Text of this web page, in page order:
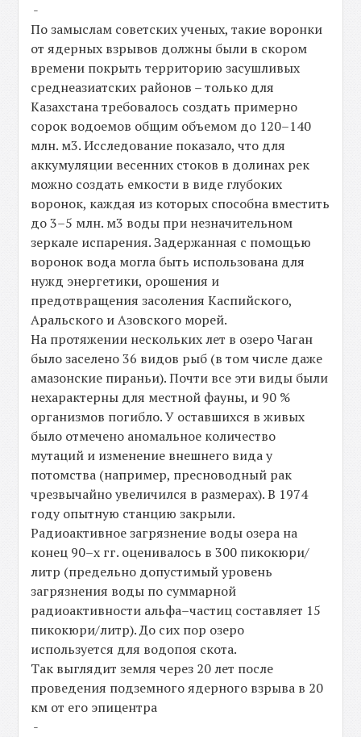
-
По замыслам советских ученых, такие воронки
от ядерных взрывов должны были в скором
времени покрыть территорию засушливых
среднеазиатских районов – только для
Казахстана требовалось создать примерно
сорок водоемов общим объемом до 120–140
млн. м3. Исследование показало, что для
аккумуляции весенних стоков в долинах рек
можно создать емкости в виде глубоких
воронок, каждая из которых способна вместить
до 3–5 млн. м3 воды при незначительном
зеркале испарения. Задержанная с помощью
воронок вода могла быть использована для
нужд энергетики, орошения и
предотвращения засоления Каспийского,
Аральского и Азовского морей.
На протяжении нескольких лет в озеро Чаган
было заселено 36 видов рыб (в том числе даже
амазонские пираньи). Почти все эти виды были
нехарактерны для местной фауны, и 90 %
организмов погибло. У оставшихся в живых
было отмечено аномальное количество
мутаций и изменение внешнего вида у
потомства (например, пресноводный рак
чрезвычайно увеличился в размерах). В 1974
году опытную станцию закрыли.
Радиоактивное загрязнение воды озера на
конец 90–х гг. оценивалось в 300 пикокюри/
литр (предельно допустимый уровень
загрязнения воды по суммарной
радиоактивности альфа–частиц составляет 15
пикокюри/литр). До сих пор озеро
используется для водопоя скота.
Так выглядит земля через 20 лет после
проведения подземного ядерного взрыва в 20
км от его эпицентра
-